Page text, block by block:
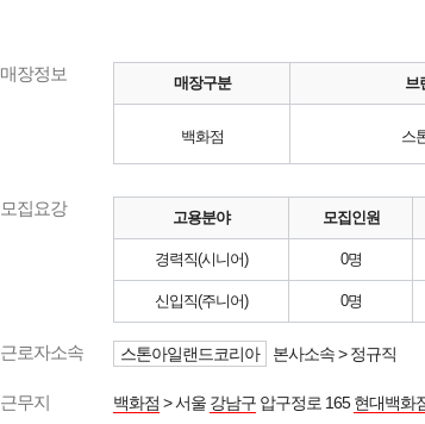
매장정보 매장구분 브
백화점 스
모집요강 고용분야 모집인원
경력직(시니어) 0명
신입직(주니어) 0명
근로자소속 스톤아일랜드코리아 본사소속 > 정규직
근무지 백화점 > 서울 강남구 압구정로 165현대백화